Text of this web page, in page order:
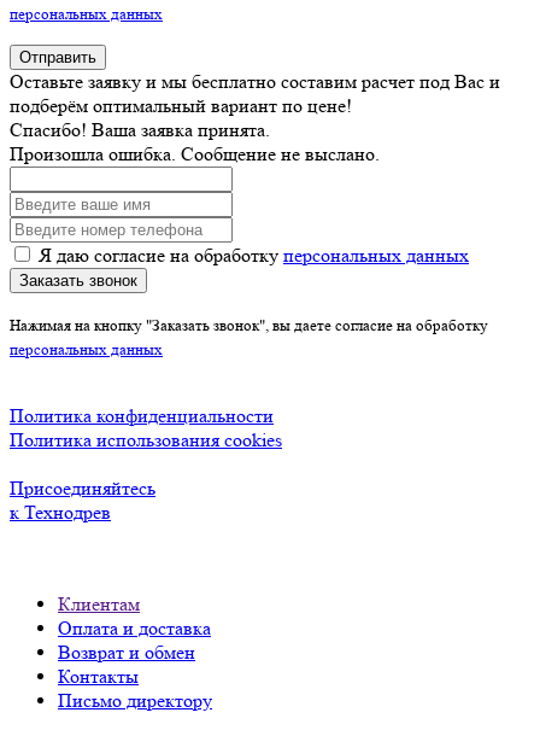
персональных данных
Отправить
Оставьте заявку и мы бесплатно составим расчет под Вас и
подберём оптимальный вариант по цене!
Спасибо! Ваша заявка принята.
Произошла ошибка. Сообщение не выслано.
Я даю согласие на обработку персональных данных
Заказать звонок
Нажимая на кнопку "Заказать звонок", вы даете согласие на обработку
персональных данных
Политика конфиденциальности
Политика использования cookies
Присоединяйтесь
к Технодрев
Клиентам
Оплата и доставка
Возврат и обмен
Контакты
Письмо директору